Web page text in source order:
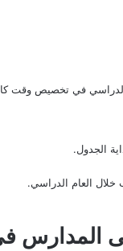
الدراسي في تخصيص وقت
الجدول.
العام الدراسي.
المدارس